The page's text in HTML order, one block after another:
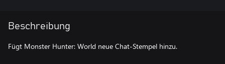
Beschreibung
Fügt Monster Hunter: World neue Chat-Stempel hinzu.